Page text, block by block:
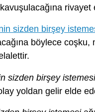
rivayet
sizden birşey
böylece
sizden birşey istemesi
yoldan gelir elde